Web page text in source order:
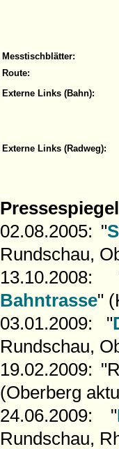
Messtischblätter:
Route:
Externe Links (Bahn):
Externe Links (Radweg):
02.08.2005: "
Rundschau,
13.10.2008:
Bahntrasse"
03.01.2009: "
Rundschau,
19.02.2009:
(Oberberg
24.06.2009: "
Rundschau,